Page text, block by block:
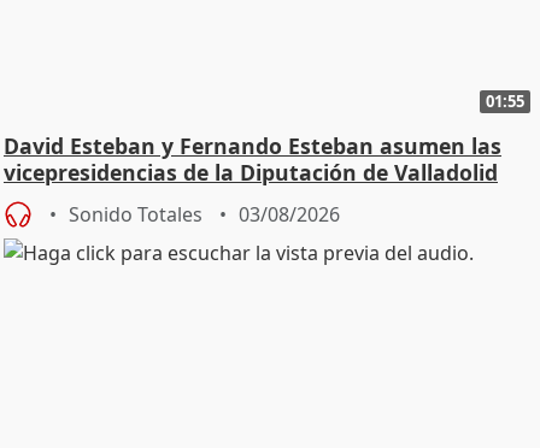
01:55
David Esteban y Fernando Esteban asumen las
vicepresidencias de la Diputación de Valladolid
Sonido Totales 03/08/2026